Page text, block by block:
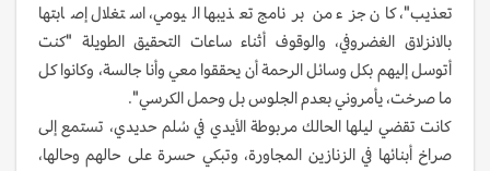
تعذيب"، كان جزء من برنامج تعذيبها اليومي، استغلال إصابتها
بالانزلاق الغضروفي، والوقوف أثناء ساعات التحقيق الطويلة "كنت
أتوسل إليهم بكل وسائل الرحمة أن يحققوا معي وأنا جالسة، وكانوا كل
ما صرخت، يأمروني بعدم الجلوس بل وحمل الكرسي".
كانت تقضي ليلها الحالك مربوطة الأيدي في سُلم حديدي، تستمع إلى
صراخ أبنائها في الزنازين المجاورة، وتبكي حسرة على حالهم وحالها،